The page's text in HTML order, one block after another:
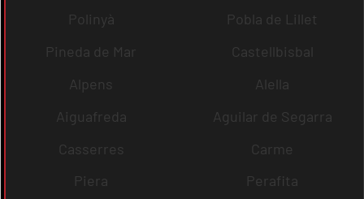
Polinyà
Pobla de Lillet
Pineda de Mar
Castellbisbal
Alpens
Alella
Aiguafreda
Aguilar de Segarra
Casserres
Carme
Piera
Perafita